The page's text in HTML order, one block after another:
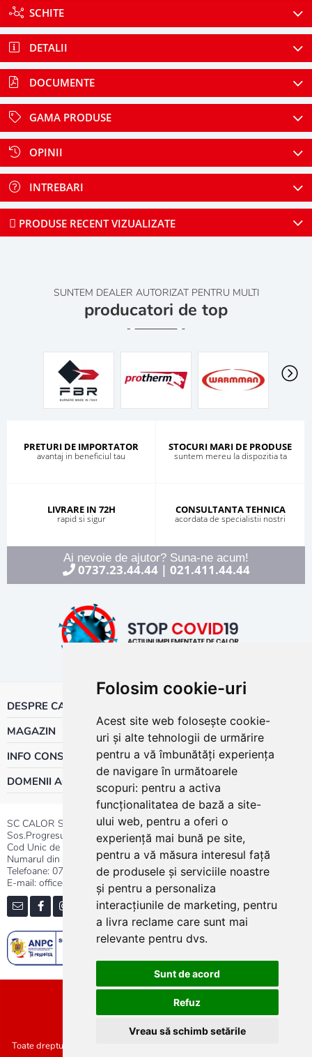
Folosim cookie-uri
Acest site web folosește cookie-
uri și alte tehnologii de urmărire
pentru a vă îmbunătăți experiența
de navigare în următoarele
scopuri: pentru a activa
funcționalitatea de bază a site-
ului web, pentru a oferi o
experiență mai bună pe site,
pentru a vă măsura interesul față
de produsele și serviciile noastre
și pentru a personaliza
interacțiunile de marketing, pentru
a livra reclame care sunt mai
relevante pentru dvs.
Sunt de acord
Refuz
Vreau să schimb setările
SCHITE
DETALII
DOCUMENTE
GAMA PRODUSE
OPINII
INTREBARI
PRODUSE RECENT VIZUALIZATE
SUNTEM DEALER AUTORIZAT PENTRU MULTI
producatori de top
PRETURI DE IMPORTATOR
avantaj in beneficiul tau
STOCURI MARI DE PRODUSE
suntem mereu la dispozitia ta
LIVRARE IN 72H
rapid si sigur
CONSULTANTA TEHNICA
acordata de specialistii nostri
Ai nevoie de ajutor? Suna-ne acum!
0737.23.44.44| 021.411.44.44
DESPRE CALOR
MAGAZIN
INFO CONSUMATOR
DOMENII ACTIVITATE
SC CALOR SRL
Sos.Progresului nr.30-40, Sector 5, Bucuresti
Cod Unic de Inregistrare: RO 3004724
Numarul din Registrul Comertului:J40/13176/1991
Telefoane: 0737.23.44.44|021.411.44.44
E-mail: office@calor.ro
Toate drepturile rezervate SC Calor SRL :: Copyright 2021 :: Realizat de